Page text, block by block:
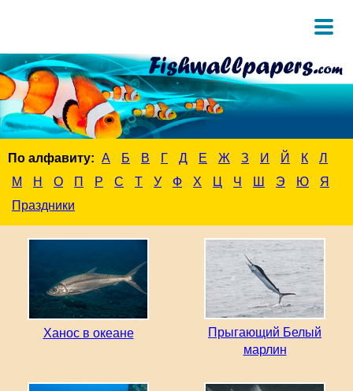
По алфавиту: А Б В Г Д Е Ж З И Й К
Л
М
Н О П Р С Т У Ф Х Ц Ч Ш Э Ю
Я
Праздники
Ханос в океане
Прыгающий Белый
марлин